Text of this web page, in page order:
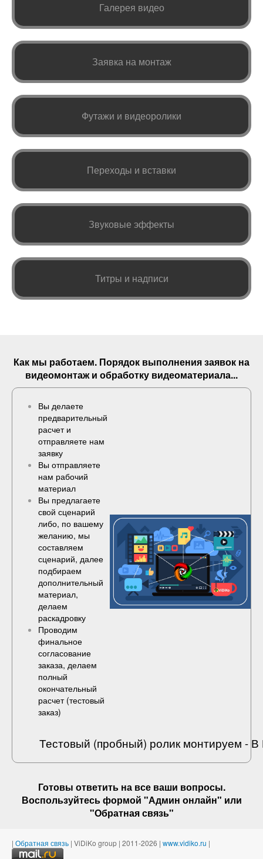
Галерея видео
Заявка на монтаж
Футажи и видеоролики
Переходы и вставки
Звуковые эффекты
Титры и надписи
Как мы работаем. Порядок выполнениязаявок на
видеомонтаж и обработку видеоматериала...
Вы делаете
предварительный
расчет и
отправляете нам
заявку
Вы отправляете
нам рабочий
материал
Вы предлагаете
свой сценарий
либо, по вашему
желанию, мы
составляем
сценарий, далее
подбираем
дополнительный
материал,
делаем
раскадровку
Проводим
финальное
согласование
заказа, делаем
полный
окончательный
расчет (тестовый
заказ)
Тестовый (пробный) ролик монтируем -
Готовы ответить на все ваши вопросы.
Воспользуйтесь формой "Админ онлайн" или
"Обратная связь"
| Обратная связь | ViDiKo group | 2011-2026 | www.vidiko.ru |